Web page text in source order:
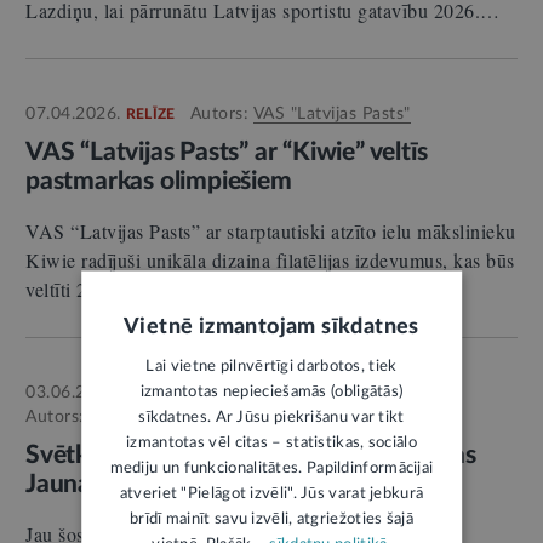
Lazdiņu, lai pārrunātu Latvijas sportistu gatavību 2026.…
07.04.2026. RELĪZE Autors: VAS "Latvijas Pasts"
VAS “Latvijas Pasts” ar “Kiwie” veltīs
pastmarkas olimpiešiem
VAS “Latvijas Pasts” ar starptautiski atzīto ielu mākslinieku
Kiwie radījuši unikāla dizaina filatēlijas izdevumus, kas būs
veltīti 2026. gada ziemas olimpiskajām…
03.06.2026. RELĪZE
Autors: Daugavpils valstspilsētas pašvaldība
Svētku gājienā Daugavpilī kvēlos Latvijas
Jaunatnes olimpiādes lāpa
Jau šosestdien, 6. jūnijā, svētku gājienā Daugavpilī
Vietnē izmantojam sīkdatnes
Lai vietne pilnvērtīgi darbotos, tiek
izmantotas nepieciešamās (obligātās)
sīkdatnes. Ar Jūsu piekrišanu var tikt
izmantotas vēl citas – statistikas, sociālo
mediju un funkcionalitātes. Papildinformācijai
atveriet "Pielāgot izvēli". Jūs varat jebkurā
brīdī mainīt savu izvēli, atgriežoties šajā